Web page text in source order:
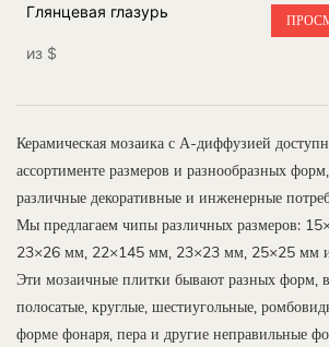
Глянцевая глазурь
из $
Керамическая мозаика с А-диффузией
ассортименте размеров и разнообразных
различные декоративные и инженерные
Мы предлагаем чипы различных размеров:
23×26 мм, 22×145 мм, 23×23 мм, 25×25 мм
Эти мозаичные плитки бывают разных форм,
полосатые, круглые, шестиугольные,
форме фонаря, пера и другие неправильные